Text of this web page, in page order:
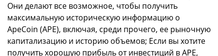
Они делают все возможное, чтобы получить
максимальную историческую информацию о
ApeCoin (APE), включая, среди прочего, ее рыночную
капитализацию и историю объемов; Если вы хотите
получить хорошую прибыль от инвестиций в APE,